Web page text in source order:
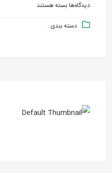
دیدگاه‌ها
برای
انواع
بسته هستند
دسته بندی :